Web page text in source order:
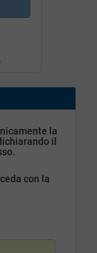
la
il
con la